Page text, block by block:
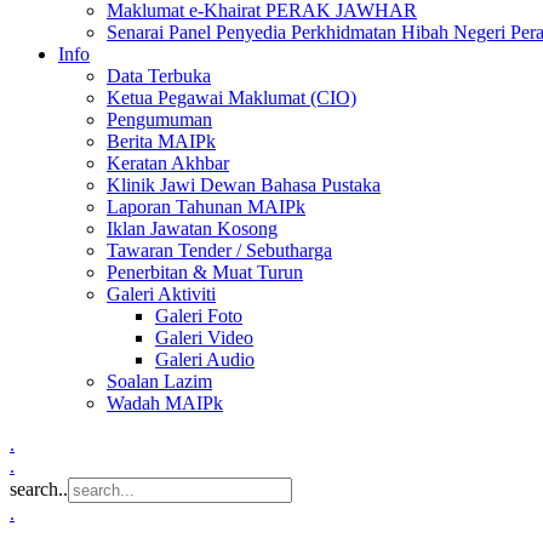
Maklumat e-Khairat PERAK JAWHAR
Senarai Panel Penyedia Perkhidmatan Hibah Negeri
Info
Data Terbuka
Ketua Pegawai Maklumat (CIO)
Pengumuman
Berita MAIPk
Keratan Akhbar
Klinik Jawi Dewan Bahasa Pustaka
Laporan Tahunan MAIPk
Iklan Jawatan Kosong
Tawaran Tender / Sebutharga
Penerbitan & Muat Turun
Galeri Aktiviti
Galeri Foto
Galeri Video
Galeri Audio
Soalan Lazim
Wadah MAIPk
.
.
search..
.